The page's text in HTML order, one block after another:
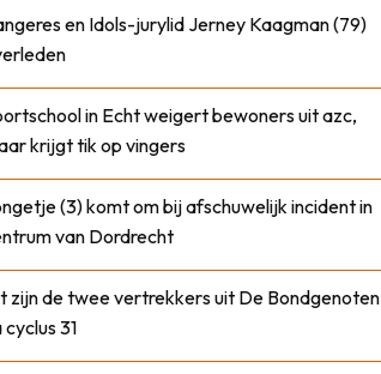
en Idols-jurylid Jerney Kaagman (79)
in Echt weigert bewoners uit azc,
krijgt tik op vingers
(3) komt om bij afschuwelijk incident in
van Dordrecht
zijn de twee vertrekkers uit De Bondgenoten
cyclus 31